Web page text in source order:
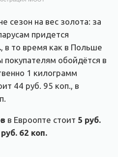
сезон на вес золота: за
придется
, в то время как в Польше
обойдётся в
1 килограмм
44 руб. 95 коп., в
в Евроопте стоит 5 руб.
62 коп.